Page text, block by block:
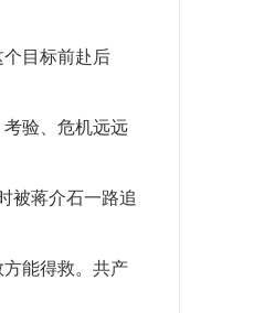
目标前赴后
验、危机远远
被蒋介石一路追
能得救。共产